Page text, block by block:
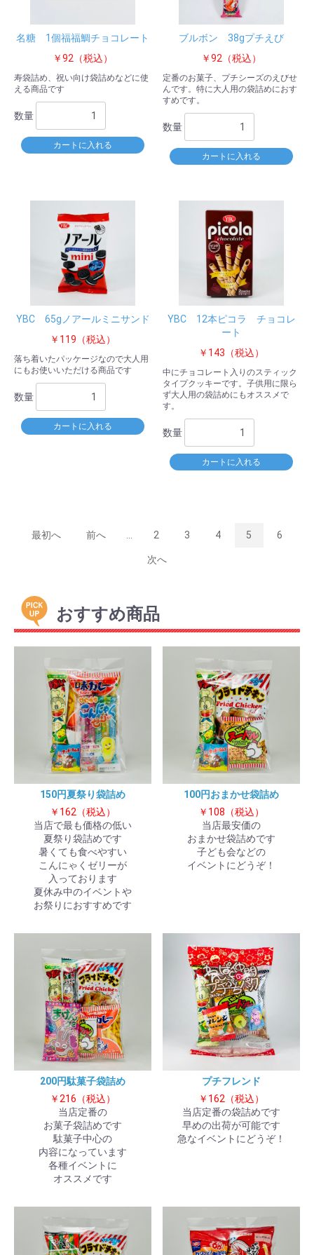
名糖 1個福福鯛チョコレート
￥92（税込）
寿袋詰め、祝い向け袋詰めなどに使
える商品です
数量
カートに入れる
ブルボン 38gプチえび
￥92（税込）
定番のお菓子、プチシーズのえびせ
んです。特に大人用の袋詰めにおす
すめです。
数量
カートに入れる
YBC 65gノアールミニサンド
￥119（税込）
落ち着いたパッケージなので大人用
にもお使いいただける商品です
数量
カートに入れる
YBC 12本ピコラ チョコレ
ート
￥143（税込）
中にチョコレート入りのスティック
タイプクッキーです。子供用に限ら
ず大人用の袋詰めにもオススメで
す。
数量
カートに入れる
お買い物を続ける カートへ進む
最初へ 前へ 2 3 4 5 6
次へ
おすすめ商品
150円夏祭り袋詰め
￥162（税込）
当店で最も価格の低い
夏祭り袋詰めです
暑くても食べやすい
こんにゃくゼリーが
入っております
夏休み中のイベントや
お祭りにおすすめです
100円おまかせ袋詰め
￥108（税込）
当店最安価の
おまかせ袋詰めです
子ども会などの
イベントにどうぞ！
200円駄菓子袋詰め
￥216（税込）
当店定番の
お菓子袋詰めです
駄菓子中心の
内容になっています
各種イベントに
オススメです
プチフレンド
￥162（税込）
当店定番の袋詰めです
早めの出荷が可能です
急なイベントにどうぞ！